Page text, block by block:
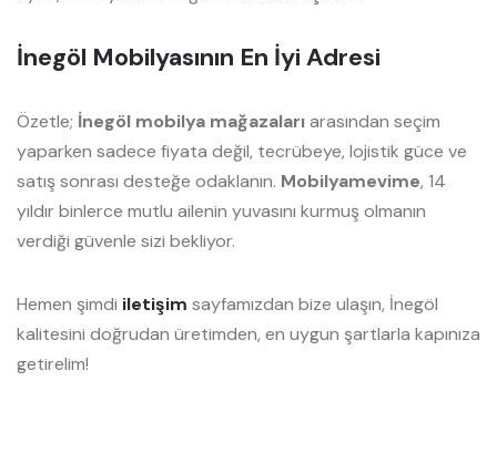
İnegöl Mobilyasının En İyi Adresi
Özetle; İnegöl mobilya mağazalarıarasından seçim
yaparken sadece fiyata değil, tecrübeye, lojistik güce ve
satış sonrası desteğe odaklanın. Mobilyamevime, 14
yıldır binlerce mutlu ailenin yuvasını kurmuş olmanın
verdiği güvenle sizi bekliyor.
Hemen şimdi iletişim sayfamızdan bize ulaşın, İnegöl
kalitesini doğrudan üretimden, en uygun şartlarla kapınıza
getirelim!